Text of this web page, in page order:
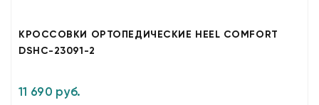
КРОССОВКИ ОРТОПЕДИЧЕСКИЕ HEEL COMFORT
DSHC-23091-2
11 690 руб.